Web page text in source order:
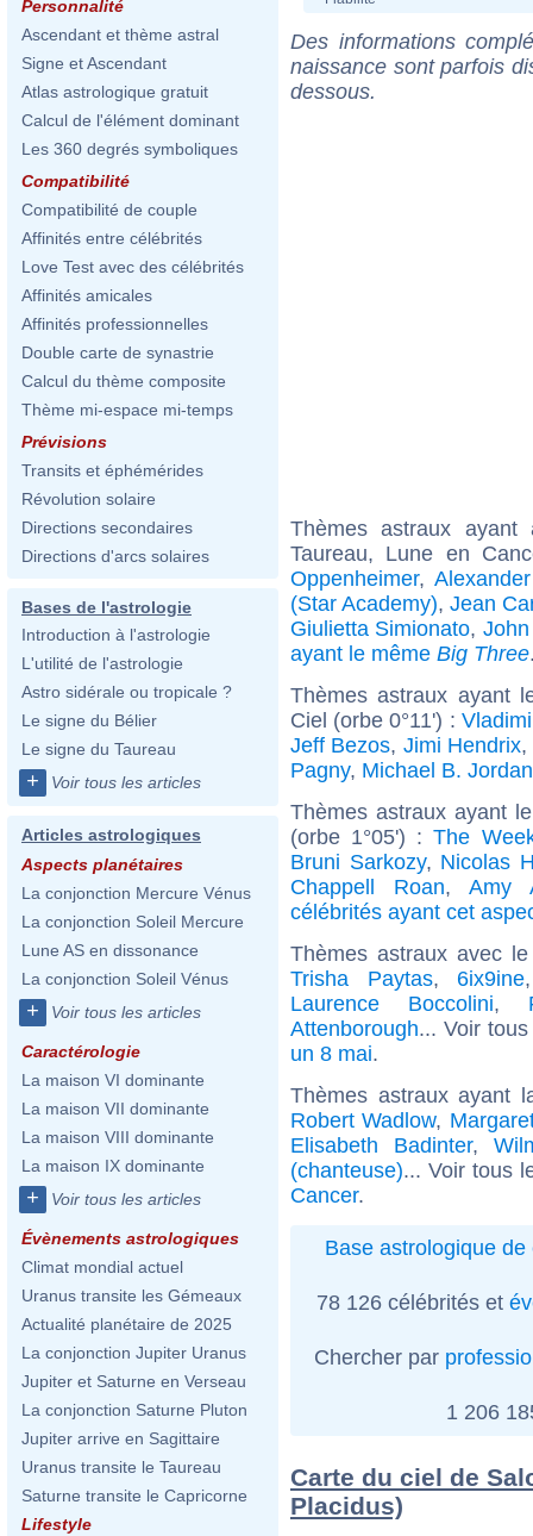
Personnalité
Ascendant et thème astral
Signe et Ascendant
Atlas astrologique gratuit
Calcul de l'élément dominant
Les 360 degrés symboliques
Compatibilité
Compatibilité de couple
Affinités entre célébrités
Love Test avec des célébrités
Affinités amicales
Affinités professionnelles
Double carte de synastrie
Calcul du thème composite
Thème mi-espace mi-temps
Prévisions
Transits et éphémérides
Révolution solaire
Directions secondaires
Directions d'arcs solaires
Bases de l'astrologie
Introduction à l'astrologie
L'utilité de l'astrologie
Astro sidérale ou tropicale ?
Le signe du Bélier
Le signe du Taureau
+ Voir tous les articles
Articles astrologiques
Aspects planétaires
La conjonction Mercure Vénus
La conjonction Soleil Mercure
Lune AS en dissonance
La conjonction Soleil Vénus
+ Voir tous les articles
Caractérologie
La maison VI dominante
La maison VII dominante
La maison VIII dominante
La maison IX dominante
+ Voir tous les articles
Évènements astrologiques
Climat mondial actuel
Uranus transite les Gémeaux
Actualité planétaire de 2025
La conjonction Jupiter Uranus
Jupiter et Saturne en Verseau
La conjonction Saturne Pluton
Jupiter arrive en Sagittaire
Uranus transite le Taureau
Saturne transite le Capricorne
Lifestyle
Des informations
naissance sont parfois
dessous.
Thèmes astraux
Taureau, Lune en
Oppenheimer,
(Star Academy),Jean
Giulietta Simionato,
ayant le même Big Three
Thèmes astraux ayant
Ciel (orbe 0°11') :
Jeff Bezos, Jimi Hendrix,
Pagny, Michael B. Jordan
Thèmes astraux ayant
(orbe 1°05') :The
Bruni Sarkozy, Nicolas
Chappell Roan, Amy
célébrités ayant cet
Thèmes astraux avec
Trisha Paytas, 6ix9ine
Laurence Boccolini,
Attenborough... Voir
un 8 mai.
Thèmes astraux ayant
Robert Wadlow,
Elisabeth Badinter,
(chanteuse)... Voir tous
Cancer.
Base astrologique de
78 126 célébrités et
Chercher par
1 206
Carte du ciel de
Placidus)